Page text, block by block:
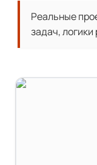
Реальные
задач,
Как началась моя